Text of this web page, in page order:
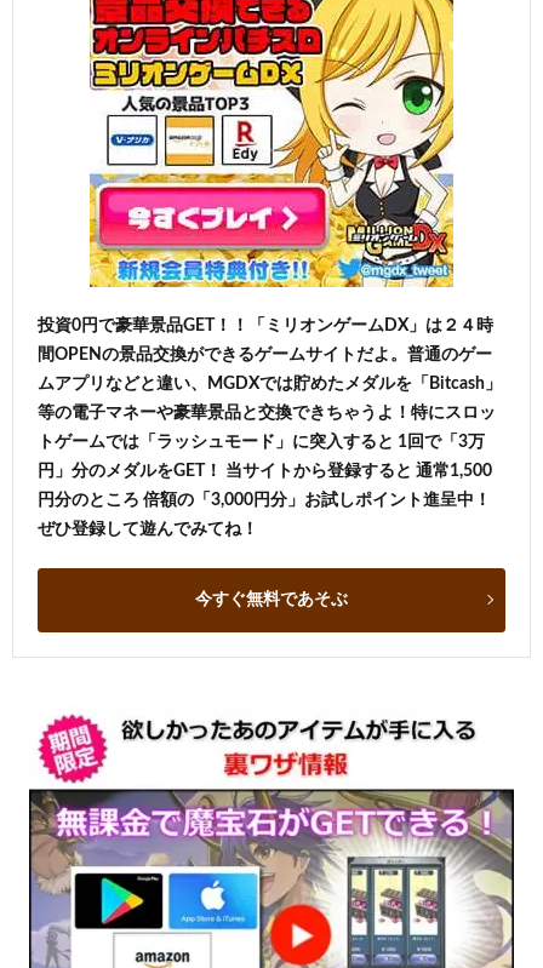
投資0円で豪華景品GET！！「ミリオンゲームDX」は２４時
間OPENの景品交換ができるゲームサイトだよ。普通のゲー
ムアプリなどと違い、MGDXでは貯めたメダルを「Bitcash」
等の電子マネーや豪華景品と交換できちゃうよ！特にスロッ
トゲームでは「ラッシュモード」に突入すると 1回で「3万
円」分のメダルをGET！ 当サイトから登録すると 通常1,500
円分のところ 倍額の「3,000円分」お試しポイント進呈中！
ぜひ登録して遊んでみてね！
今すぐ無料であそぶ